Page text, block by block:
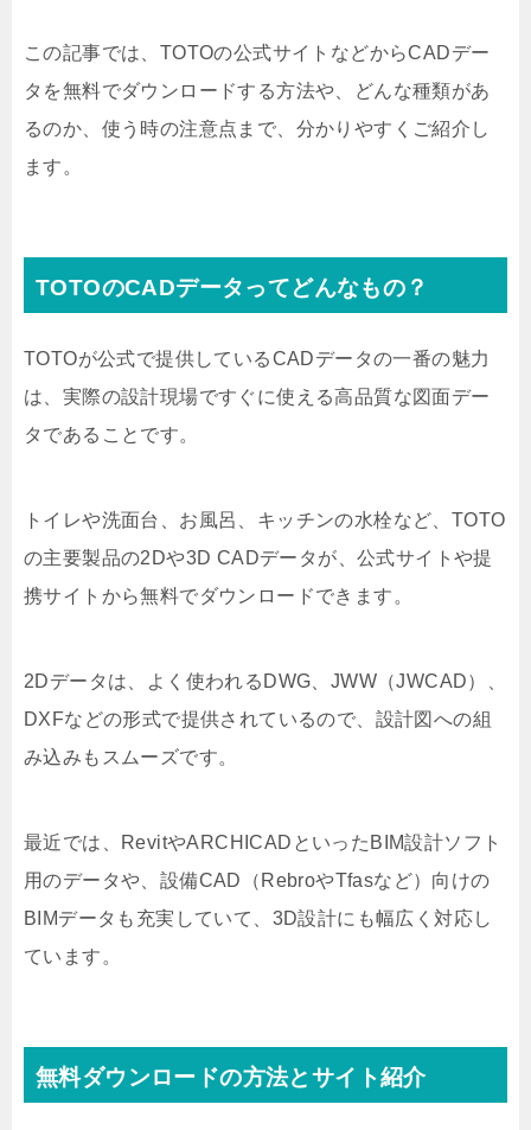
この記事では、TOTOの公式サイトなどからCADデー
タを無料でダウンロードする方法や、どんな種類があ
るのか、使う時の注意点まで、分かりやすくご紹介し
ます。
TOTOのCADデータってどんなもの？
TOTOが公式で提供しているCADデータの一番の魅力
は、実際の設計現場ですぐに使える高品質な図面デー
タであることです。
トイレや洗面台、お風呂、キッチンの水栓など、TOTO
の主要製品の2Dや3D CADデータが、公式サイトや提
携サイトから無料でダウンロードできます。
2Dデータは、よく使われるDWG、JWW（JWCAD）、
DXFなどの形式で提供されているので、設計図への組
み込みもスムーズです。
最近では、RevitやARCHICADといったBIM設計ソフト
用のデータや、設備CAD（RebroやTfasなど）向けの
BIMデータも充実していて、3D設計にも幅広く対応し
ています。
無料ダウンロードの方法とサイト紹介